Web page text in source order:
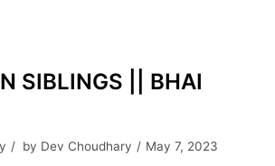
SIBLINGS || BHAI
by Dev Choudhary May 7, 2023